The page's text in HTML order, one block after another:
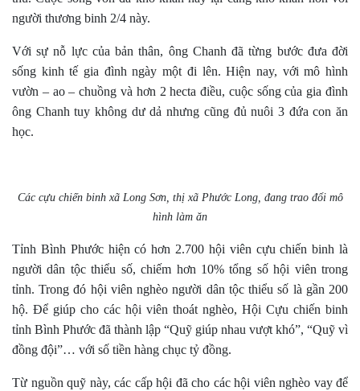
người thương binh 2/4 này.
Với sự nỗ lực của bản thân, ông Chanh đã từng bước đưa đời
sống kinh tế gia đình ngày một đi lên. Hiện nay, với mô hình
vườn – ao – chuồng và hơn 2 hecta điều, cuộc sống của gia đình
ông Chanh tuy không dư dả nhưng cũng đủ nuôi 3 đứa con ăn
học.
Các cựu chiến binh xã Long Sơn, thị xã Phước Long, đang trao đổi mô
hình làm ăn
Tỉnh Bình Phước hiện có hơn 2.700 hội viên cựu chiến binh là
người dân tộc thiểu số, chiếm hơn 10% tổng số hội viên trong
tỉnh. Trong đó hội viên nghèo người dân tộc thiểu số là gần 200
hộ. Để giúp cho các hội viên thoát nghèo, Hội Cựu chiến binh
tỉnh Bình Phước đã thành lập “Quỹ giúp nhau vượt khó”, “Quỹ vì
đồng đội”… với số tiền hàng chục tỷ đồng.
Từ nguồn quỹ này, các cấp hội đã cho các hội viên nghèo vay để